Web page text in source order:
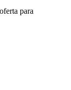
para